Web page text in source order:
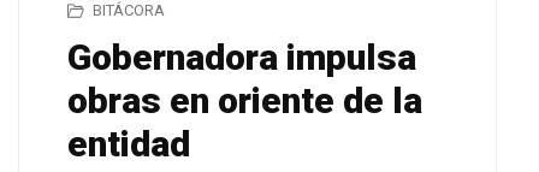
BITÁCORA
Gobernadora impulsa
obras en oriente de la
entidad